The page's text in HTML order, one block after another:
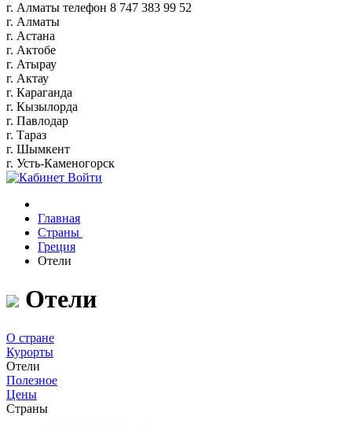
г. Алматы телефон 8 747 383 99 52
г. Алматы
г. Астана
г. Актобе
г. Атырау
г. Актау
г. Караганда
г. Кызылорда
г. Павлодар
г. Тараз
г. Шымкент
г. Усть-Каменогорск
Войти
Главная
Страны
Греция
Отели
Отели
О стране
Курорты
Отели
Полезное
Цены
Страны